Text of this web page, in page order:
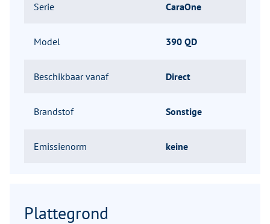
Serie CaraOne
Model 390 QD
Beschikbaar vanaf Direct
Brandstof Sonstige
Emissienorm keine
Plattegrond